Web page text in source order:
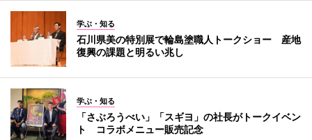
学ぶ・知る
石川県美の特別展で輪島塗職人トークショー 産地
復興の課題と明るい兆し
学ぶ・知る
「さぶろうべい」「スギヨ」の社長がトークイベン
ト コラボメニュー販売記念